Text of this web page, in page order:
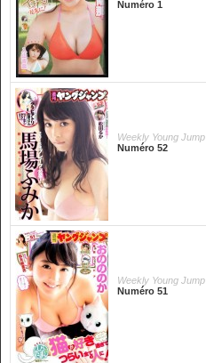
Numéro 1
Weekly Young Jump
Numéro 52
Weekly Young Jump
Numéro 51